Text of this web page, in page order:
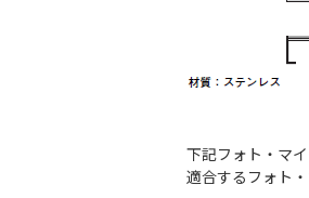
下記フォト・マ
適合するフォト